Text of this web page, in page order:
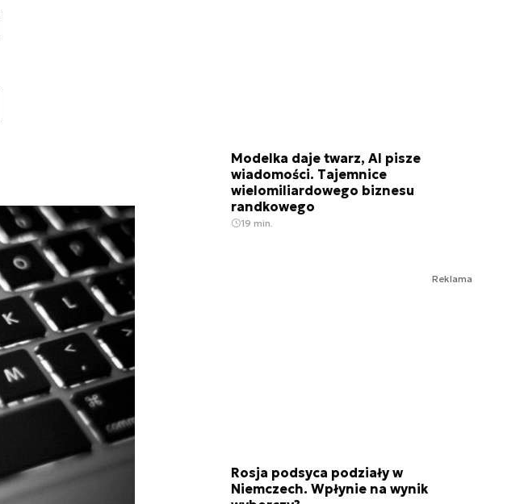
Modelka daje twarz, AI pisze
wiadomości. Tajemnice
wielomiliardowego biznesu
randkowego
19 min.
Reklama
Rosja podsyca podziały w
Niemczech. Wpłynie na wynik